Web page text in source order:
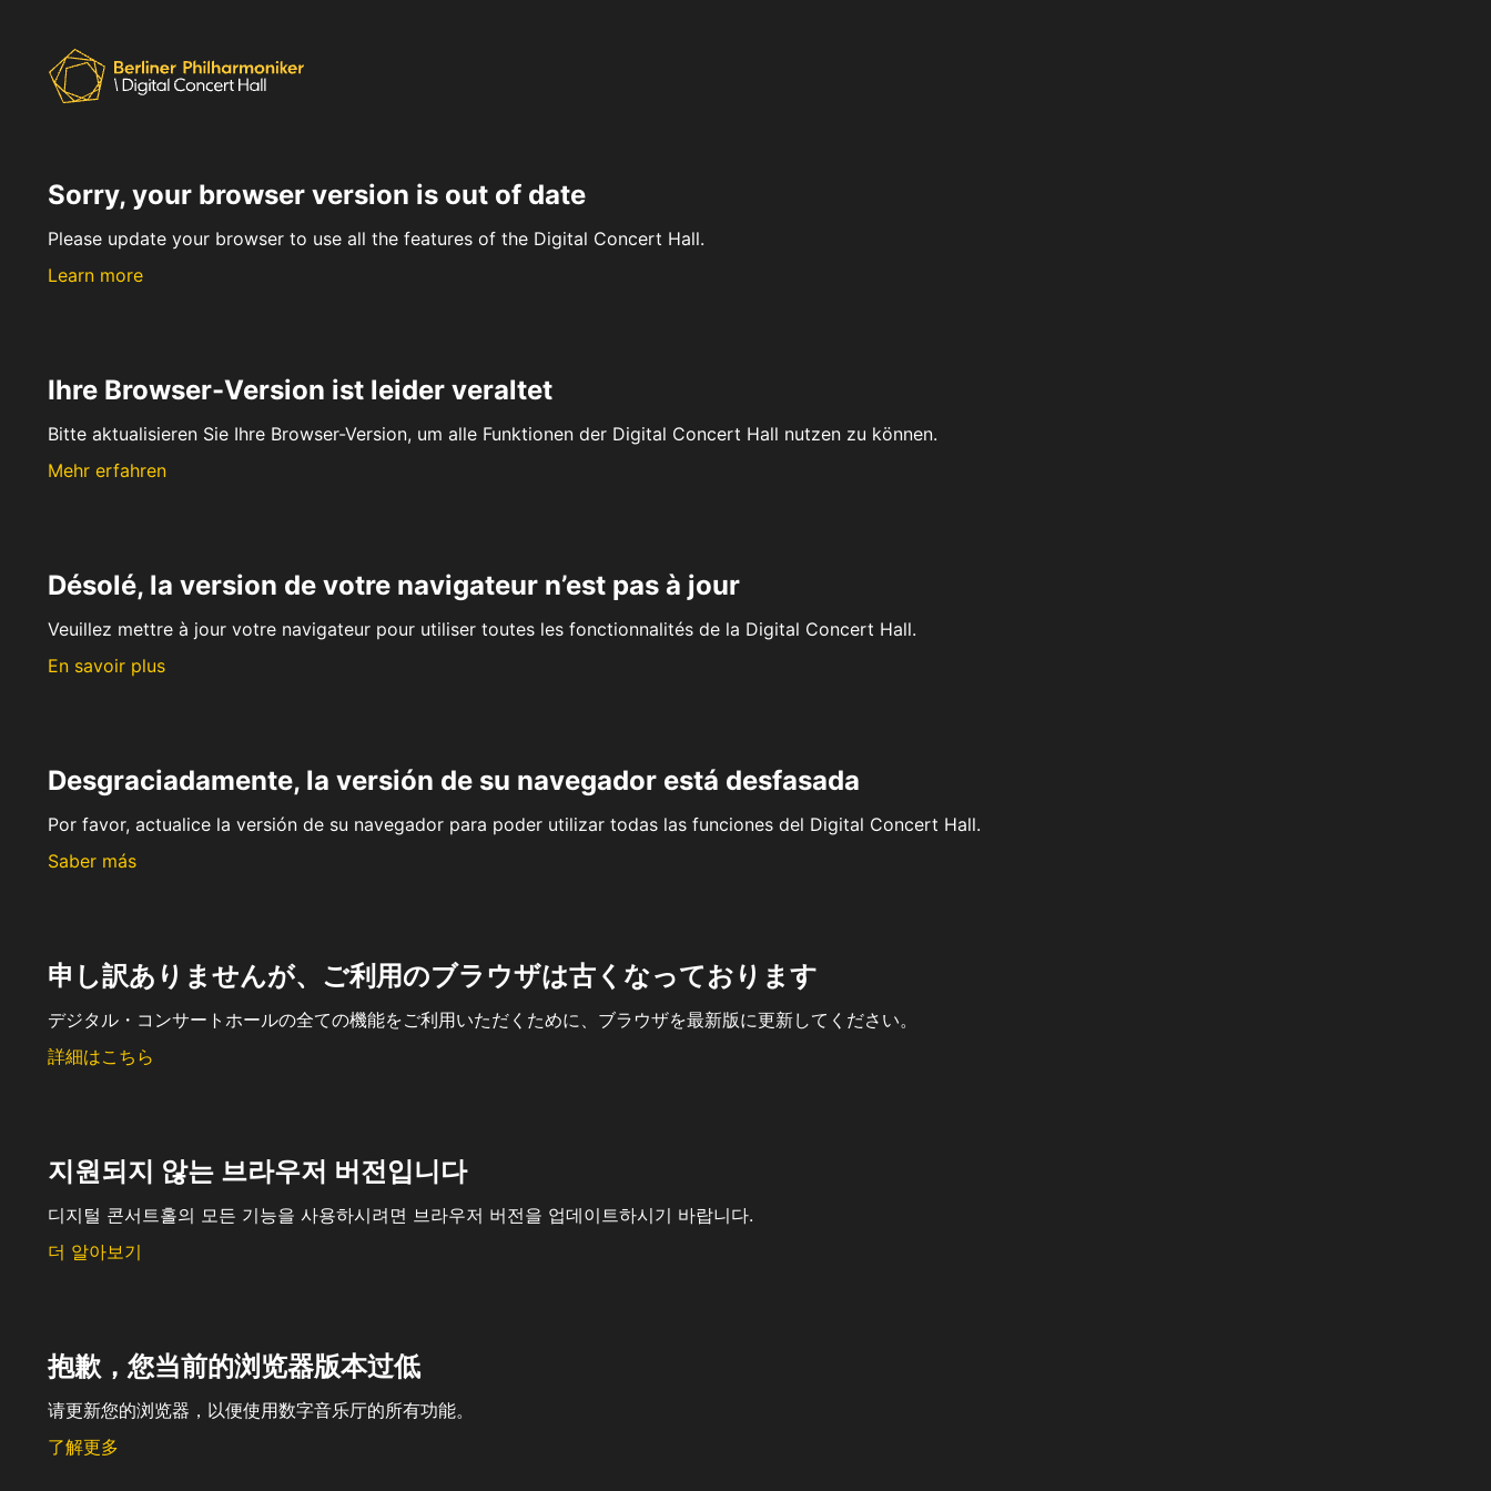
Sorry, your browser version is out of date
Please update your browser to use all the features of the Digital Concert Hall.
Learn more
Ihre Browser-Version ist leider veraltet
Bitte aktualisieren Sie Ihre Browser-Version, um alle Funktionen der Digital Concert Hall nutzen zu können.
Mehr erfahren
Désolé, la version de votre navigateur n’est pas à jour
Veuillez mettre à jour votre navigateur pour utiliser toutes les fonctionnalités de la Digital Concert Hall.
En savoir plus
Desgraciadamente, la versión de su navegador está desfasada
Por favor, actualice la versión de su navegador para poder utilizar todas las funciones del Digital Concert Hall.
Saber más
申し訳ありませんが、ご利用のブラウザは古くなっております
デジタル・コンサートホールの全ての機能をご利用いただくために、ブラウザを最新版に更新してください。
詳細はこちら
지원되지 않는 브라우저 버전입니다
디지털 콘서트홀의 모든 기능을 사용하시려면 브라우저 버전을 업데이트하시기 바랍니다.
더 알아보기
抱歉，您当前的浏览器版本过低
请更新您的浏览器，以便使用数字音乐厅的所有功能。
了解更多